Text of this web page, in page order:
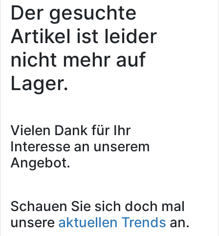
Der gesuchte
Artikel ist leider
nicht mehr auf
Lager.
Vielen Dank für Ihr
Interesse an unserem
Angebot.
Schauen Sie sich doch mal
unsere aktuellen Trends an.